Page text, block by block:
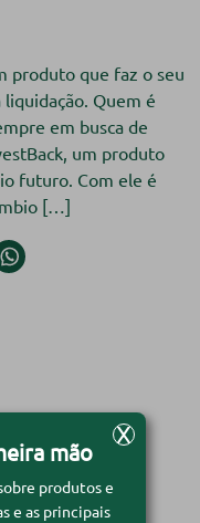
produto que faz o seu
Quem é
em busca de
um produto
futuro. Com ele é
[…]
X
mão
produtos e
e as principais